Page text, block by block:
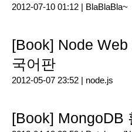
2012-07-10 01:12 | BlaBlaBla~
[Book] Node
국어판
2012-05-07 23:52 | node.js
[Book] MongoDB